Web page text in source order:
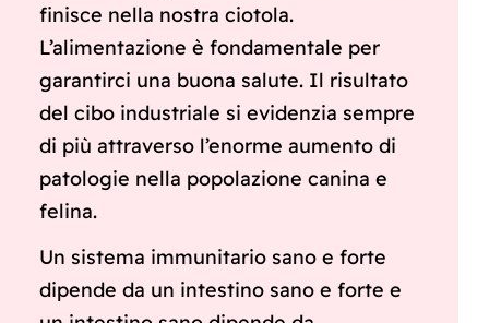
finisce nella nostra ciotola.
L’alimentazione è fondamentale per
garantirci una buona salute. Il risultato
del cibo industriale si evidenzia sempre
di più attraverso l’enorme aumento di
patologie nella popolazione canina e
felina.
Un sistema immunitario sano e forte
dipende da un intestino sano e forte e